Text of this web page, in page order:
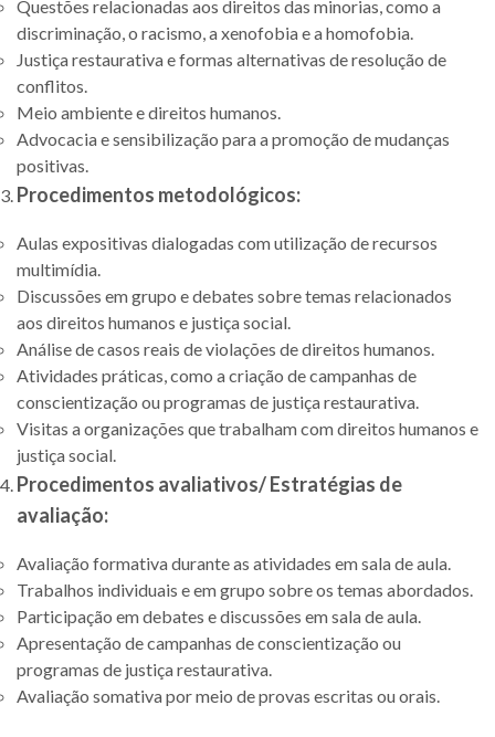
Questões relacionadas aos direitos das minorias, como a
discriminação, o racismo, a xenofobia e a homofobia.
Justiça restaurativa e formas alternativas de resolução de
conflitos.
Meio ambiente e direitos humanos.
Advocacia e sensibilização para a promoção de mudanças
positivas.
Procedimentos metodológicos:
Aulas expositivas dialogadas com utilização de recursos
multimídia.
Discussões em grupo e debates sobre temas relacionados
aos direitos humanos e justiça social.
Análise de casos reais de violações de direitos humanos.
Atividades práticas, como a criação de campanhas de
conscientização ou programas de justiça restaurativa.
Visitas a organizações que trabalham com direitos humanos e
justiça social.
Procedimentos avaliativos/ Estratégias de
avaliação:
Avaliação formativa durante as atividades em sala de aula.
Trabalhos individuais e em grupo sobre os temas abordados.
Participação em debates e discussões em sala de aula.
Apresentação de campanhas de conscientização ou
programas de justiça restaurativa.
Avaliação somativa por meio de provas escritas ou orais.